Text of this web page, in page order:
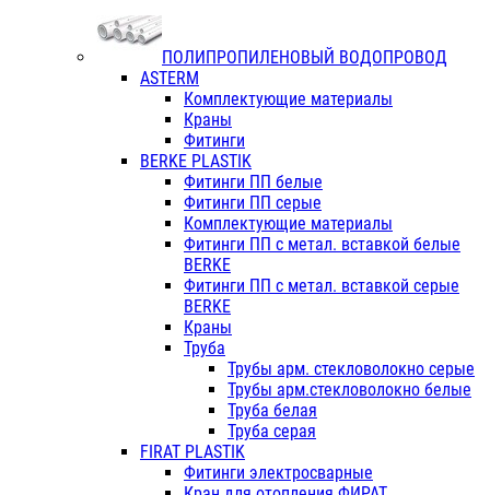
ПОЛИПРОПИЛЕНОВЫЙ ВОДОПРОВОД
ASTERM
Комплектующие материалы
Краны
Фитинги
BERKE PLASTIK
Фитинги ПП белые
Фитинги ПП серые
Комплектующие материалы
Фитинги ПП с метал. вставкой белые
BERKE
Фитинги ПП с метал. вставкой серые
BERKE
Краны
Труба
Трубы арм. стекловолокно серые
Трубы арм.стекловолокно белые
Труба белая
Труба серая
FIRAT PLASTIK
Фитинги электросварные